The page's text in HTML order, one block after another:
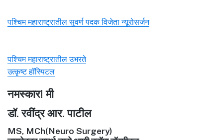
पश्चिम महाराष्ट्रातील सुवर्ण पदक विजेता न्यूरोसर्जन
पश्चिम महाराष्ट्रातील उभरते
उत्कृष्ट हॉस्पिटल
नमस्कार! मी
डॉ. रवींद्र आर. पाटील
MS, MCh(Neuro Surgery)